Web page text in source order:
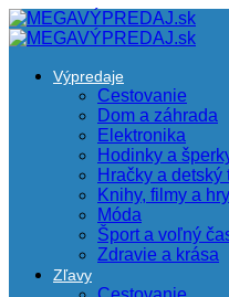
Výpredaje
Cestovanie
Dom a záhrada
Elektronika
Hodinky a
Hračky a detský
Knihy, filmy a hry
Móda
Šport a voľný
Zdravie a krása
Zľavy